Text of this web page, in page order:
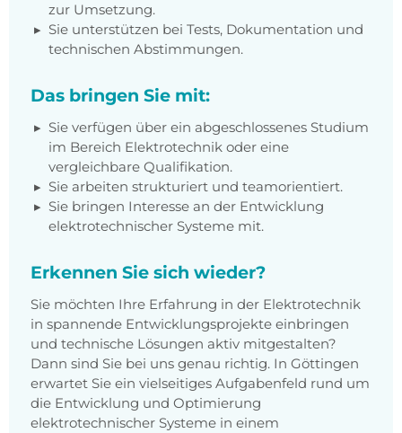
zur Umsetzung.
Sie unterstützen bei Tests, Dokumentation und
technischen Abstimmungen.
Das bringen Sie mit:
Sie verfügen über ein abgeschlossenes Studium
im Bereich Elektrotechnik oder eine
vergleichbare Qualifikation.
Sie arbeiten strukturiert und teamorientiert.
Sie bringen Interesse an der Entwicklung
elektrotechnischer Systeme mit.
Erkennen Sie sich wieder?
Sie möchten Ihre Erfahrung in der Elektrotechnik
in spannende Entwicklungsprojekte einbringen
und technische Lösungen aktiv mitgestalten?
Dann sind Sie bei uns genau richtig. In Göttingen
erwartet Sie ein vielseitiges Aufgabenfeld rund um
die Entwicklung und Optimierung
elektrotechnischer Systeme in einem